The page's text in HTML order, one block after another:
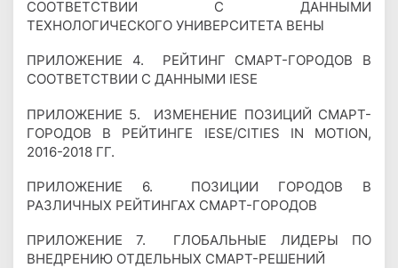
СООТВЕТСТВИИ С ДАННЫМИ
ТЕХНОЛОГИЧЕСКОГО УНИВЕРСИТЕТА ВЕНЫ
ПРИЛОЖЕНИЕ 4. РЕЙТИНГ СМАРТ-ГОРОДОВ В
СООТВЕТСТВИИ С ДАННЫМИ IESE
ПРИЛОЖЕНИЕ 5. ИЗМЕНЕНИЕ ПОЗИЦИЙ СМАРТ-
ГОРОДОВ В РЕЙТИНГЕ IESE/CITIES IN MOTION,
2016-2018 ГГ.
ПРИЛОЖЕНИЕ 6. ПОЗИЦИИ ГОРОДОВ В
РАЗЛИЧНЫХ РЕЙТИНГАХ СМАРТ-ГОРОДОВ
ПРИЛОЖЕНИЕ 7. ГЛОБАЛЬНЫЕ ЛИДЕРЫ ПО
ВНЕДРЕНИЮ ОТДЕЛЬНЫХ СМАРТ-РЕШЕНИЙ